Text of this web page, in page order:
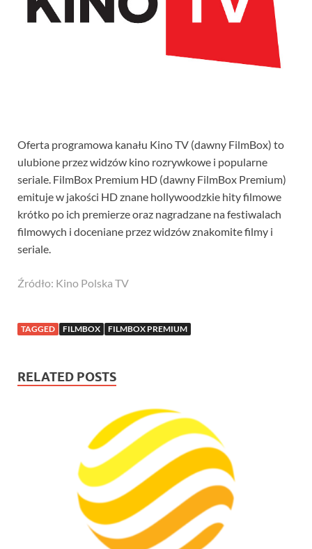
Oferta programowa kanału Kino TV (dawny FilmBox) to
ulubione przez widzów kino rozrywkowe i popularne
seriale. FilmBox Premium HD (dawny FilmBox Premium)
emituje w jakości HD znane hollywoodzkie hity filmowe
krótko po ich premierze oraz nagradzane na festiwalach
filmowych i doceniane przez widzów znakomite filmy i
seriale.
Źródło: Kino Polska TV
TAGGED FILMBOX FILMBOX PREMIUM
RELATED POSTS